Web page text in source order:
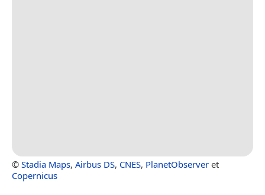
© Stadia Maps, Airbus DS, CNES, PlanetObserver et
Copernicus